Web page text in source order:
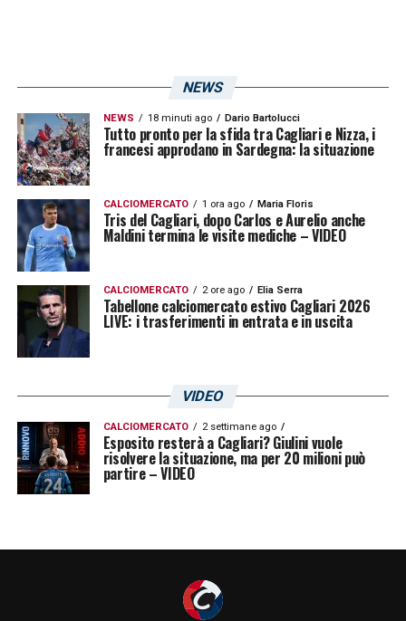
NEWS
NEWS 18 minuti ago Dario Bartolucci
Tutto pronto per la sfida tra Cagliari e Nizza, i
francesi approdano in Sardegna: la situazione
CALCIOMERCATO 1 ora ago Maria Floris
Tris del Cagliari, dopo Carlos e Aurelio anche
Maldini termina le visite mediche – VIDEO
CALCIOMERCATO 2 ore ago Elia Serra
Tabellone calciomercato estivo Cagliari 2026
LIVE: i trasferimenti in entrata e in uscita
VIDEO
CALCIOMERCATO 2 settimane ago
Esposito resterà a Cagliari? Giulini vuole
risolvere la situazione, ma per 20 milioni può
partire – VIDEO